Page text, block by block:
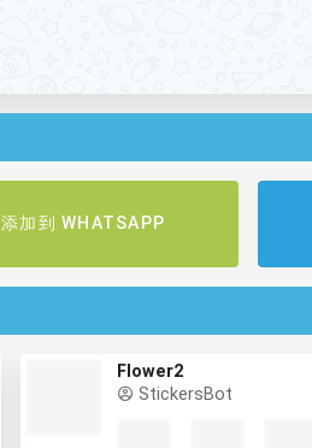
添加到 WHATSAPP
Flower2
StickersBot